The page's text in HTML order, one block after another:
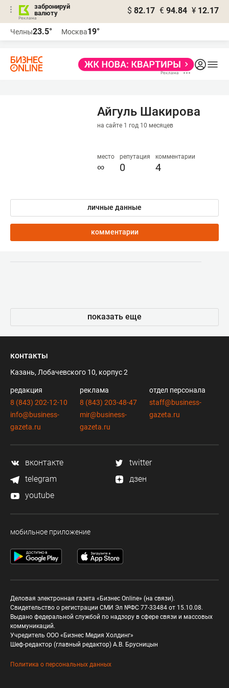
забронируй
валюту
$ 82.17 € 94.84 ¥ 12.17
Челны23.5° Москва19°
Айгуль Шакирова
на сайте 1 год 10 месяцев
место
∞
репутация
0
комментарии
4
личные данные
комментарии
показать еще
контакты
Казань, Лобачевского 10, корпус 2
редакция
8 (843) 202-12-10
info@business-
gazeta.ru
реклама
8 (843) 203-48-47
mir@business-
gazeta.ru
отдел персонала
staff@business-
gazeta.ru
вконтакте
twitter
telegram
дзен
youtube
мобильное приложение
Деловая электронная газета «Бизнес Online» (на связи).
Свидетельство о регистрации СМИ Эл №ФС 77-33484 от 15.10.08.
Выдано федеральной службой по надзору в сфере связи и массовых
коммуникаций.
Учредитель ООО «Бизнес Медия Холдинг»
Шеф-редактор (главный редактор) А.В. Брусницын
Политика о персональных данных